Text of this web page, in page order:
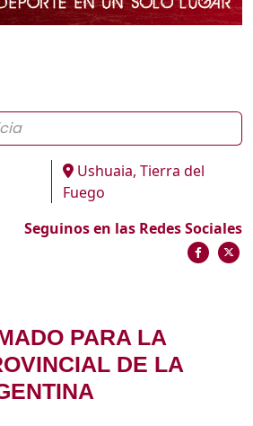
Ushuaia, Tierra del
Fuego
Seguinos en las Redes Sociales
PARA LA
DE LA